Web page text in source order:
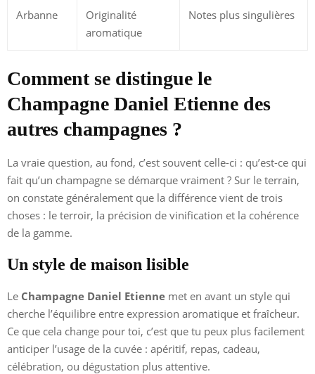
Arbanne
Originalité
aromatique
Notes plus singulières
Comment se distingue le
Champagne Daniel Etienne des
autres champagnes ?
La vraie question, au fond, c’est souvent celle-ci : qu’est-ce qui
fait qu’un champagne se démarque vraiment ? Sur le terrain,
on constate généralement que la différence vient de trois
choses : le terroir, la précision de vinification et la cohérence
de la gamme.
Un style de maison lisible
Le Champagne Daniel Etienne met en avant un style qui
cherche l’équilibre entre expression aromatique et fraîcheur.
Ce que cela change pour toi, c’est que tu peux plus facilement
anticiper l’usage de la cuvée : apéritif, repas, cadeau,
célébration, ou dégustation plus attentive.